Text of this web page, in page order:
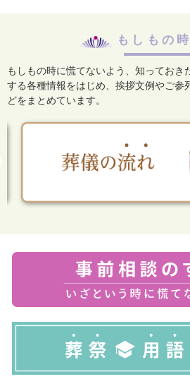
もしもの
もしもの時に慌てないよう、知っておき
する各種情報をはじめ、 挨拶文例やご参
どをまとめています。